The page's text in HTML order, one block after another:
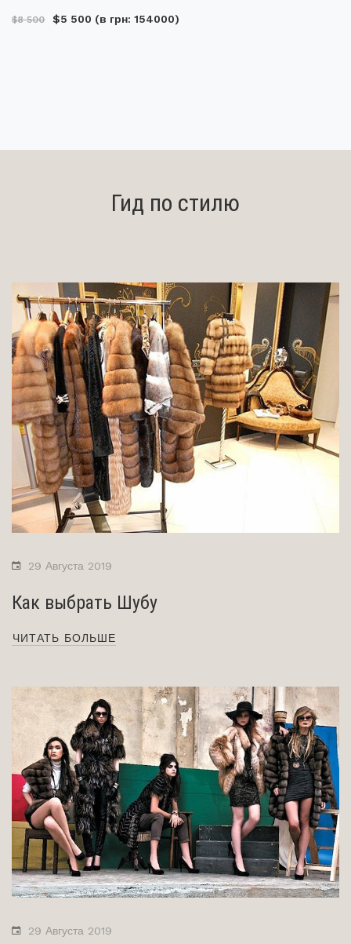
$8 500 $5 500 (в грн: 154000)
Гид по стилю
29 Августа 2019
Как выбрать Шубу
ЧИТАТЬ БОЛЬШЕ
29 Августа 2019